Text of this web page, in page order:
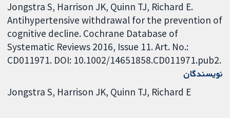
Jongstra S, Harrison JK, Quinn TJ, Richard E.
Antihypertensive withdrawal for the prevention of
cognitive decline. Cochrane Database of
Systematic Reviews 2016, Issue 11. Art. No.:
CD011971. DOI: 10.1002/14651858.CD011971.pub2.
نویسندگان
Jongstra S Harrison JK Quinn TJ Richard E